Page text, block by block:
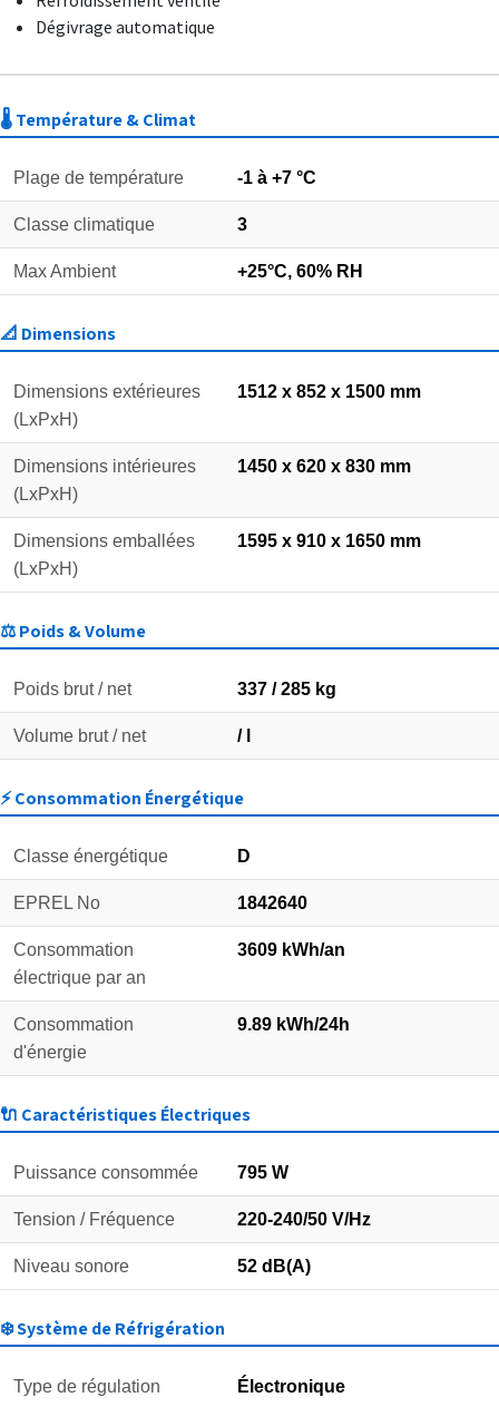
Dégivrage automatique
🌡️ Température & Climat
Plage de température -1 à +7 °C
Classe climatique 3
Max Ambient +25°C, 60% RH
📐 Dimensions
Dimensions extérieures
(LxPxH)
1512 x 852 x 1500 mm
Dimensions intérieures
(LxPxH)
1450 x 620 x 830 mm
Dimensions emballées
(LxPxH)
1595 x 910 x 1650 mm
⚖️ Poids & Volume
Poids brut / net 337 / 285 kg
Volume brut / net / l
⚡ Consommation Énergétique
Classe énergétique D
EPREL No 1842640
Consommation
électrique par an
3609 kWh/an
Consommation
d'énergie
9.89 kWh/24h
🔌 Caractéristiques Électriques
Puissance consommée 795 W
Tension / Fréquence 220-240/50 V/Hz
Niveau sonore 52 dB(A)
❄️ Système de Réfrigération
Type de régulation Électronique